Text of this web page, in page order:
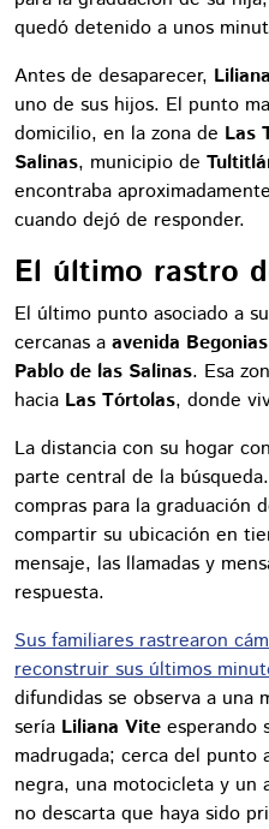
quedó detenido a unos
Antes de desaparecer,
uno de sus hijos. El punto
domicilio, en la zona de Las
Salinas, municipio de
encontraba
cuando dejó de responder.
El último rastro
El último punto asociado a
cercanas a avenida Begonias
Pablo de las Salinas. Esa
hacia Las Tórtolas, donde
La distancia con su hogar
parte central de la búsqueda.
compras para la graduación
compartir su ubicación en
mensaje, las llamadas y
respuesta.
Sus familiares rastrearon
reconstruir sus últimos
difundidas se observa a una
sería Liliana Vite esperando
madrugada; cerca del punto
negra, una motocicleta y un
no descarta que haya sido